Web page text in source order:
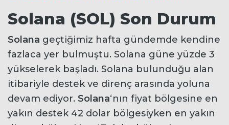
Solana (SOL) Son Durum
Solana geçtiğimiz hafta gündemde kendine
fazlaca yer bulmuştu. Solana güne yüzde 3
yükselerek başladı. Solana bulunduğu alan
itibariyle destek ve direnç arasında yoluna
devam ediyor. Solana‘nın fiyat bölgesine en
yakın destek 42 dolar bölgesiyken en yakın